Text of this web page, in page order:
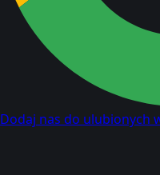
Dodaj nas do ulubionych